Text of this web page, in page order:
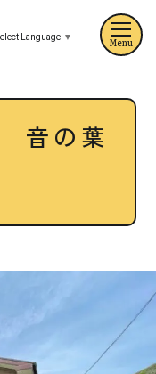
Language ▼
音の葉
Menu